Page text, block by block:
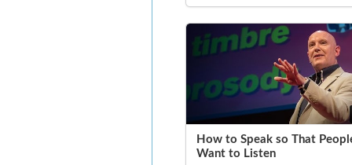
How to Speak so That
Want to Listen